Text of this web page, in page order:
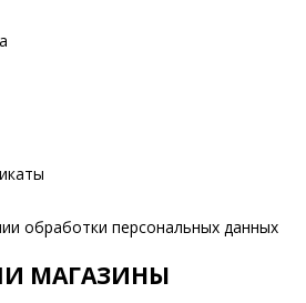
обработки персональных данных
МАГАЗИНЫ